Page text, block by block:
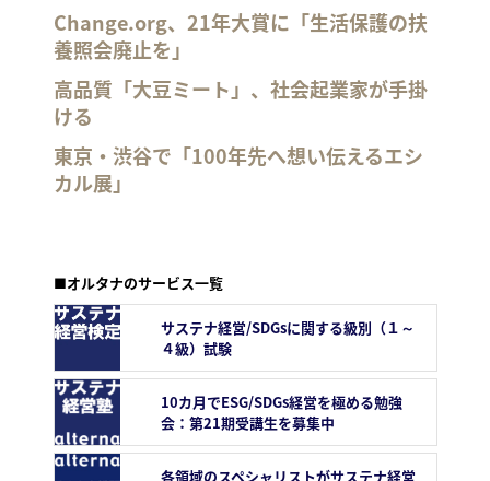
Change.org、21年大賞に「生活保護の扶
養照会廃止を」
高品質「大豆ミート」、社会起業家が手掛
ける
東京・渋谷で「100年先へ想い伝えるエシ
カル展」
■オルタナのサービス一覧
サステナ経営/SDGsに関する級別（１～
４級）試験
10カ月でESG/SDGs経営を極める勉強
会：第21期受講生を募集中
各領域のスペシャリストがサステナ経営